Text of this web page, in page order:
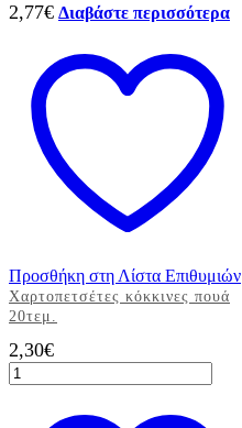
2,77€ Διαβάστε περισσότερα
Προσθήκη στη Λίστα Επιθυμιών
Χαρτοπετσέτες κόκκινες πουά
20τεμ.
2,30€
Χαρτοπετσέτες
κόκκινες